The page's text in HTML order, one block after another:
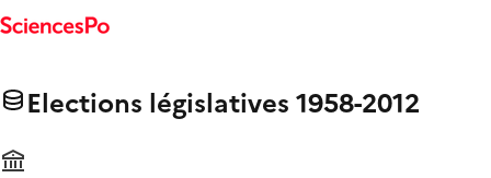
Elections législatives 1958-2012